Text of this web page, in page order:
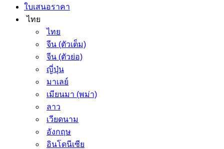
ใบเสนอราคา
ไทย
ไทย
จีน (ตัวเต็ม)
จีน (ตัวย่อ)
ญี่ปุ่น
มาเลย์
เมียนมา (พม่า)
ลาว
เวียดนาม
อังกฤษ
อินโดนีเซีย